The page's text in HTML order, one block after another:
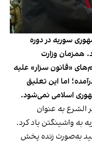
سوریه در دوره
همزمان وزارت
«قانون سزار» علیه
درآمده؛ اما این تعلیق
اسلامی نمی‌شود.
۱۹ آبان از سفر الشرع به عنوان
واشینگتن یاد کرد.
به‌صورت زنده پخش